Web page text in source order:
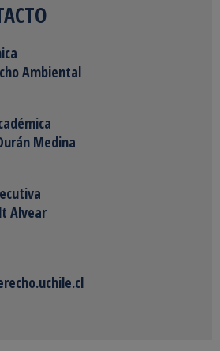
Ambiental
Medina
Alvear